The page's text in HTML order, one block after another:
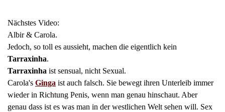
Nächstes Video:
Albir & Carola.
Jedoch, so toll es aussieht, machen die eigentlich kein
Tarraxinha.
Tarraxinha ist sensual, nicht Sexual.
Carola's Ginga ist auch falsch. Sie bewegt ihren Unterleib immer
wieder in Richtung Penis, wenn man genau hinschaut. Aber
genau dass ist es was man in der westlichen Welt sehen will. Sex